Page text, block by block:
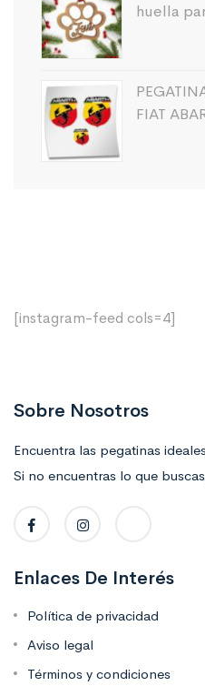
huella
FIAT
[instagram-feed cols=4]
Sobre Nosotros
Encuentra las pegatinas
Si no encuentras lo que
Enlaces De Interés
Política de privacidad
Aviso legal
Términos y condiciones